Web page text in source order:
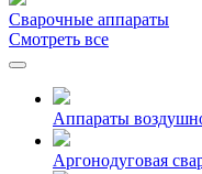
Сварочные аппараты
Смотреть все
Аппараты
Аргонодуговая